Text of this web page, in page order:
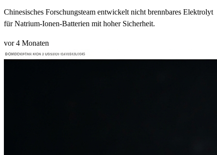
Chinesisches Forschungsteam entwickelt nicht brennbares Elektrolyt
für Natrium-Ionen-Batterien mit hoher Sicherheit.
vor 4 Monaten